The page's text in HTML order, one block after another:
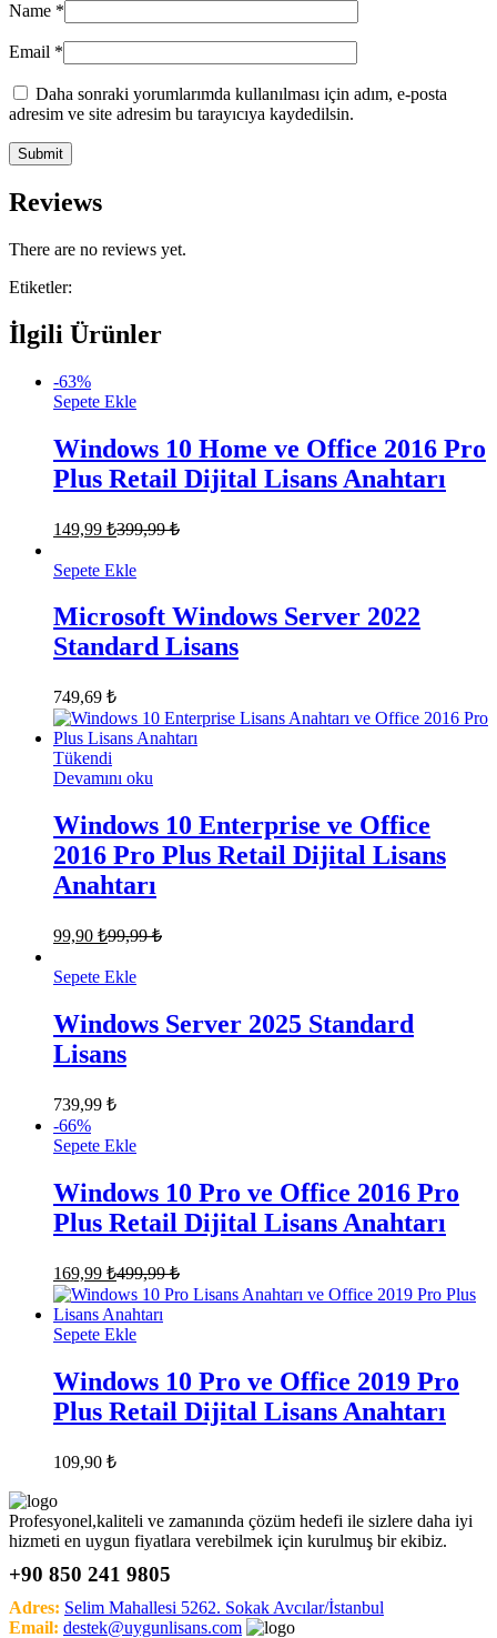
Name *
Email *
Daha sonraki yorumlarımda kullanılması için adım, e-posta
adresim ve site adresim bu tarayıcıya kaydedilsin.
Reviews
There are no reviews yet.
Etiketler:
İlgili Ürünler
-63%
Sepete Ekle
Windows 10 Home ve Office 2016 Pro
Plus Retail Dijital Lisans Anahtarı
149,99 ₺399,99₺
Sepete Ekle
Microsoft Windows Server 2022
Standard Lisans
749,69 ₺
Tükendi
Devamını oku
Windows 10 Enterprise ve Office
2016 Pro Plus Retail Dijital Lisans
Anahtarı
99,90 ₺99,99₺
Sepete Ekle
Windows Server 2025 Standard
Lisans
739,99 ₺
-66%
Sepete Ekle
Windows 10 Pro ve Office 2016 Pro
Plus Retail Dijital Lisans Anahtarı
169,99 ₺499,99₺
Sepete Ekle
Windows 10 Pro ve Office 2019 Pro
Plus Retail Dijital Lisans Anahtarı
109,90 ₺
Profesyonel,kaliteli ve zamanında çözüm hedefi ile sizlere daha iyi
hizmeti en uygun fiyatlara verebilmek için kurulmuş bir ekibiz.
+90 850 241 9805
Adres: Selim Mahallesi 5262. Sokak Avcılar/İstanbul
Email: destek@uygunlisans.com